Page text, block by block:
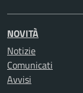
NOVITÀ
Notizie
Comunicati
Avvisi